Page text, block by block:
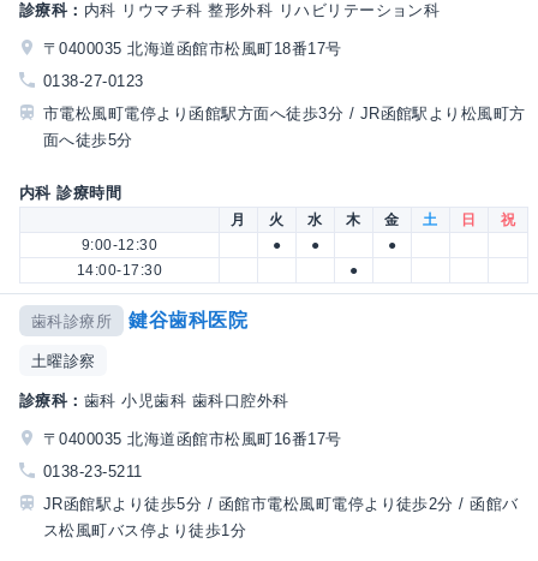
診療科： 内科 リウマチ科 整形外科 リハビリテーション科
〒0400035 北海道函館市松風町18番17号
0138-27-0123
市電松風町電停より函館駅方面へ徒歩3分 / JR函館駅より松風町方
面へ徒歩5分
内科 診療時間
月 火 水 木 金 土 日
祝
9:00-12:30
● ●
●
14:00-17:30
●
歯科診療所 鍵谷歯科医院
土曜診察
診療科： 歯科 小児歯科 歯科口腔外科
〒0400035 北海道函館市松風町16番17号
0138-23-5211
JR函館駅より徒歩5分 / 函館市電松風町電停より徒歩2分 / 函館バ
ス松風町バス停より徒歩1分